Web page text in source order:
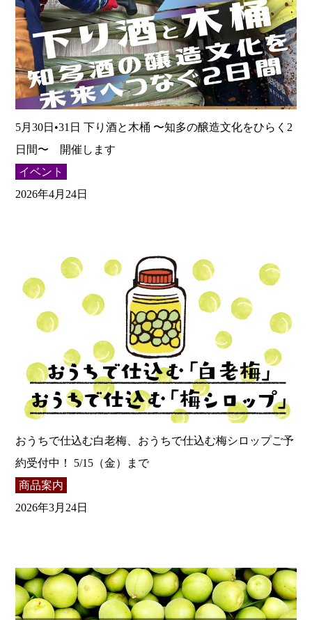
5月30日•31日 下り酒と木桶 〜知多の醸造文化をひらく2
日間〜 開催します
イベント
2026年4月24日
おうちで仕込む白老梅、おうちで仕込む梅シロップご予
約受付中！ 5/15（金）まで
商品案内
2026年3月24日